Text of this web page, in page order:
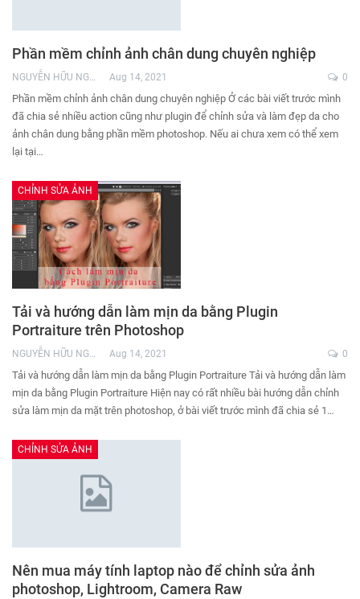
Phần mềm chỉnh ảnh chân dung chuyên nghiệp
Aug 14, 2021 0
Phần mềm chỉnh ảnh chân dung chuyên nghiệp Ở các bài viết trước mình
đã chia sẻ nhiều action cũng như plugin để chỉnh sửa và làm đẹp da cho
ảnh chân dung bằng phần mềm photoshop. Nếu ai chưa xem có thể xem
lại tại…
CHỈNH SỬA ẢNH
Tải và hướng dẫn làm mịn da bằng Plugin
Portraiture trên Photoshop
NGUYỄN HỮU NGHĨA Aug 14, 2021 0
Tải và hướng dẫn làm mịn da bằng Plugin Portraiture Tải và hướng dẫn làm
mịn da bằng Plugin Portraiture Hiện nay có rất nhiều bài hướng dẫn chỉnh
sửa làm mịn da mặt trên photoshop, ở bài viết trước mình đã chia sẻ 1…
CHỈNH SỬA ẢNH
Nên mua máy tính laptop nào để chỉnh sửa ảnh
photoshop, Lightroom, Camera Raw